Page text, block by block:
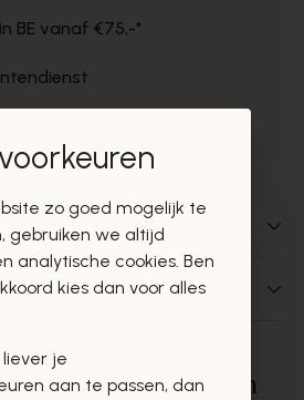
BE vanaf €75,-*
zullen u zeker en
zo goed mogelijk te
gebruiken we altijd
analytische cookies. Ben
kies dan voor alles
je
aan te passen, dan